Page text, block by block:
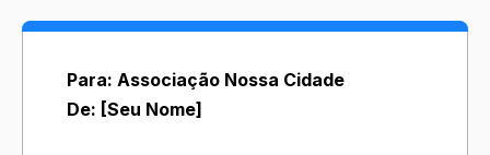
Para: Associação Nossa Cidade
De: [Seu Nome]